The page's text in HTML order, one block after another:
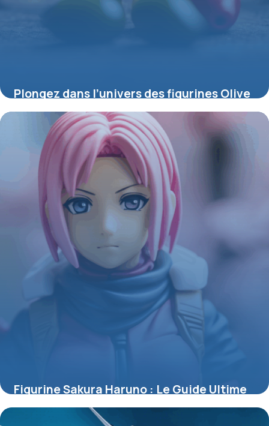
Plongez dans l’univers des figurines Olive
et Tom : passion, rivalités et collection
4 juillet 2025
Figurine Sakura Haruno : Le Guide Ultime
pour Collectionneurs et Passionnés